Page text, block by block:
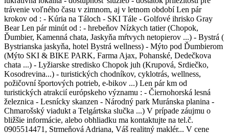
trávenie voľného času v zimnom, aj v letnom období Len pár
krokov od : - Kúria na Táloch - SKI Tále - Golfové ihrisko Gray
Bear Len pár minút od : - hrebeňov Nízkych tatier (Chopok,
Ďumbier, Kamenná chata, Jaskyňa mŕtvych netopierov ...) - Bystrá (
Bystrianska jaskyňa, hotel Bystrá wellness) - Mýto pod Ďumbierom
(Mýto SKI & BIKE PARK, Farma Ajax, Pohanské, Dedečkova
chata ...) - Lyžiarske stredisko Chopok juh (Krupová, Srdiečko,
Kosodrevina...) - turistických chodníkov, cyklotrás, wellness,
požičovní športových potrieb, e-bikov ...) Len pár km od
turistických atrakcií európskeho významu : - Čiernohorská lesná
železnica - Lesnícky skanzen - Národný park Muránska planina -
Chmarošský viadukt a Telgártska slučka ...) V prípade záujmu o
bližšie informácie, alebo obhliadku ma kontaktujte na tel.č.
0905514471, Strmeňová Adriana, Váš realitný maklér... V cene